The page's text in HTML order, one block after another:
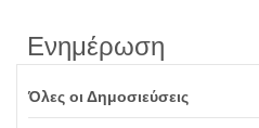
Ενημέρωση
Όλες οι Δημοσιεύσεις